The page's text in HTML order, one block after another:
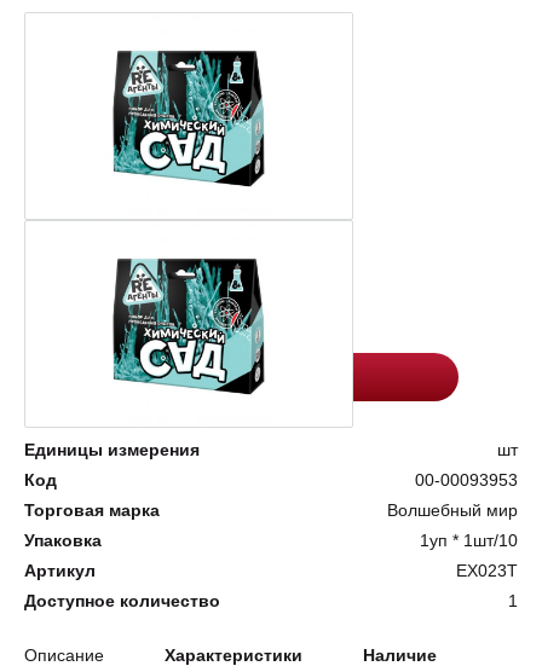
Цена:
282.7
Добавить в корзину
Единицы измерения
шт
Код
00-00093953
Торговая марка
Волшебный мир
Упаковка
1уп * 1шт/10
Артикул
EX023T
Доступное количество
1
Описание Характеристики Наличие